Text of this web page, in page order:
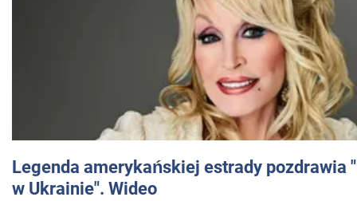
Legenda amerykańskiej estrady pozdrawia
w Ukrainie". Wideo